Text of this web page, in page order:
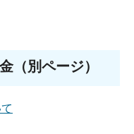
（別ページ）